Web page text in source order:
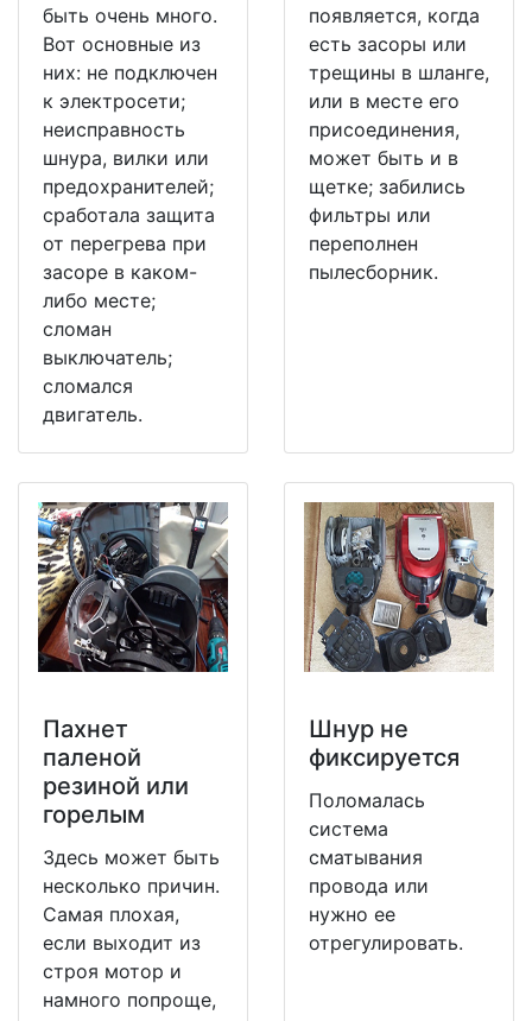
быть очень много.
Вот основные из
них: не подключен
к электросети;
неисправность
шнура, вилки или
предохранителей;
сработала защита
от перегрева при
засоре в каком-
либо месте;
сломан
выключатель;
сломался
двигатель.
появляется, когда
есть засоры или
трещины в шланге,
или в месте его
присоединения,
может быть и в
щетке; забились
фильтры или
переполнен
пылесборник.
Пахнет
паленой
резиной или
горелым
Здесь может быть
несколько причин.
Самая плохая,
если выходит из
строя мотор и
намного попроще,
Шнур не
фиксируется
Поломалась
система
сматывания
провода или
нужно ее
отрегулировать.